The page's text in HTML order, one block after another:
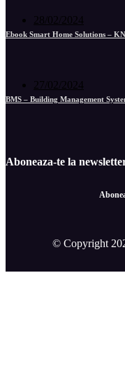
28/02/2024
Ebook Smart Home Solutions –
27/02/2024
BMS – Building Management
Aboneaza-te la
© Copyright